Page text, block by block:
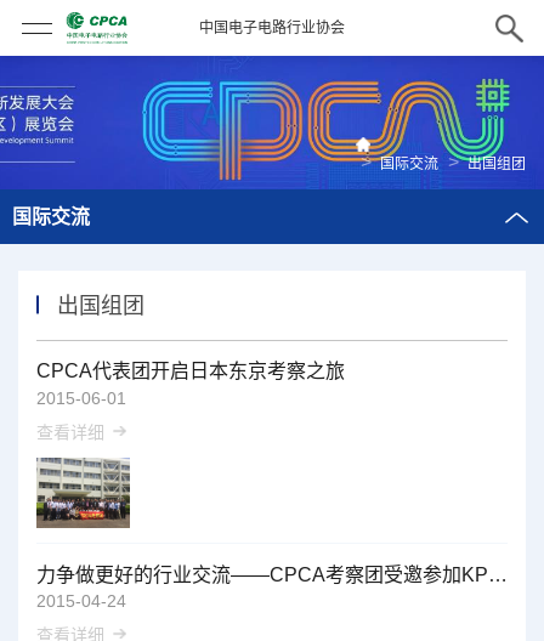
中国电子电路行业协会
> 国际交流 > 出国组团
国际交流
出国组团
CPCA代表团开启日本东京考察之旅
2015-06-01
查看详细
力争做更好的行业交流——CPCA考察团受邀参加KPCA展会晚宴
2015-04-24
查看详细